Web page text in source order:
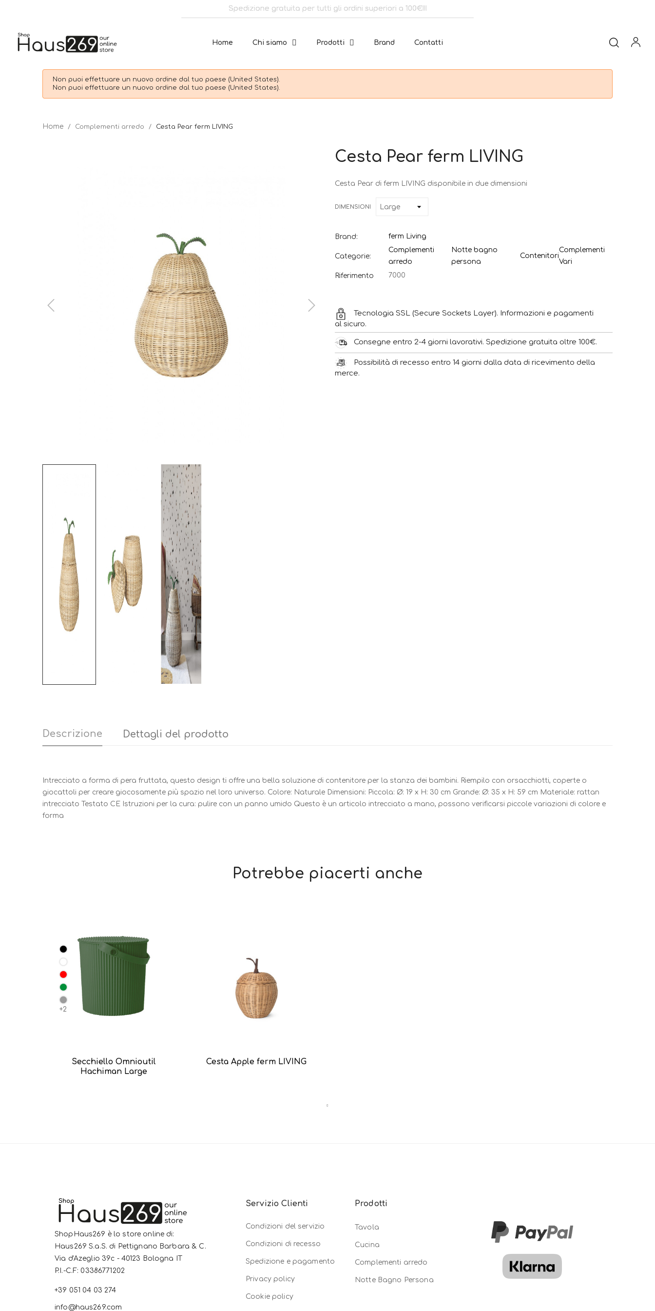
Spedizione gratuita per tutti gli ordini superiori a 100€!!!
Home Chi siamo Prodotti Brand Contatti
Non puoi effettuare un nuovo ordine dal tuo paese (United States).
Non puoi effettuare un nuovo ordine dal tuo paese (United States).
Complementi arredo Cesta Pear ferm LIVING
Cesta Pear ferm LIVING
Cesta Pear di ferm LIVING disponibile in due dimensioni
DIMENSIONI
Brand: ferm Living
Categorie:
Complementi
arredo
Notte bagno
persona
Contenitori
Complementi
Vari
Riferimento
7000
Tecnologia SSL (Secure Sockets Layer). Informazioni e pagamenti
al sicuro.
Consegne entro 2-4 giorni lavorativi. Spedizione gratuita oltre 100€.
Possibilità di recesso entro 14 giorni dalla data di ricevimento della
merce.
Descrizione Dettagli del prodotto
Intrecciato a forma di pera fruttata, questo design ti offre una bella soluzione di contenitore per la stanza dei bambini. Riempilo con orsacchiotti, coperte o
giocattoli per creare giocosamente più spazio nel loro universo. Colore: Naturale Dimensioni: Piccola: Ø: 19 x H: 30 cm Grande: Ø: 35 x H: 59 cm Materiale: rattan
intrecciato Testato CE Istruzioni per la cura: pulire con un panno umido Questo è un articolo intrecciato a mano, possono verificarsi piccole variazioni di colore e
forma
Potrebbe piacerti anche
+2
Secchiello Omnioutil
Hachiman Large
Cesta Apple ferm LIVING
ShopHaus269 è lo store online di:
Haus269 S.a.S. di Pettignano Barbara & C.
Via d'Azeglio 39c - 40123 Bologna IT
P.I.-C.F: 03386771202
+39 051 04 03 274
info@haus269.com
Servizio Clienti
Condizioni del servizio
Condizioni di recesso
Spedizione e pagamento
Privacy policy
Cookie policy
Prodotti
Tavola
Cucina
Complementi arredo
Notte Bagno Persona